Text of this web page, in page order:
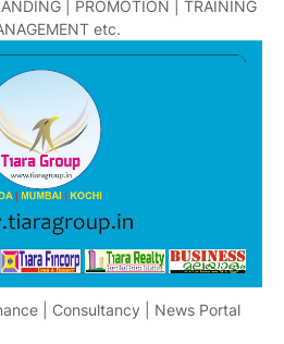
| PROMOTION | TRAINING
etc.
| Consultancy | News Portal